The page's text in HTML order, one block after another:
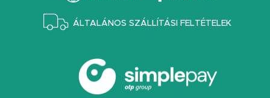
ÁLTALÁNOS SZÁLLÍTÁSI FELTÉTELEK